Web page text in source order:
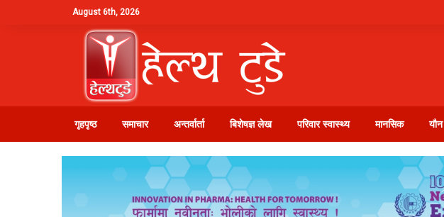
August 6th, 2026
गृहपृष्ठ समाचार अन्तर्वार्ता बिशेषज्ञ लेख परिवार स्वास्थ्य मानसिक यौन